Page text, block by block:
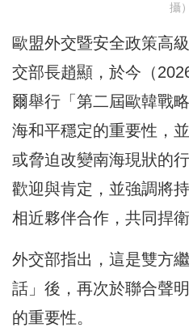
攝）
歐盟外交暨安全政策高
交部長趙顯，於今（
爾舉行「第二屆歐韓戰
海和平穩定的重要性，
或脅迫改變南海現狀的
歡迎與肯定，並強調將
相近夥伴合作，共同捍
外交部指出，這是雙方
話」後，再次於聯合聲
的重要性。